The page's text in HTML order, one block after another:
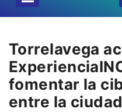
Torrelavega
fomentar la
entre la